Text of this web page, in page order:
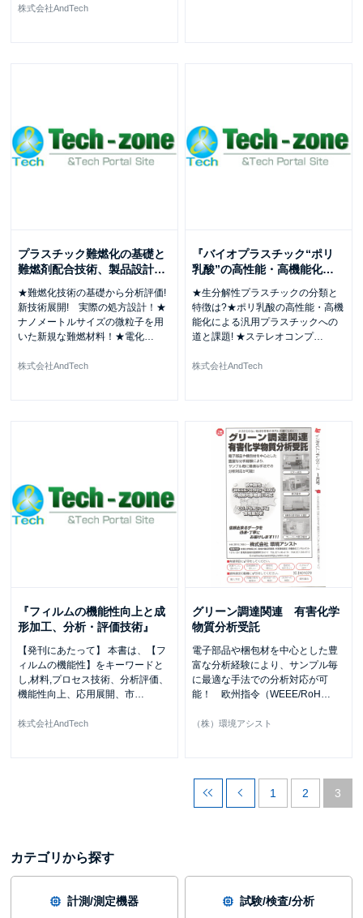
株式会社AndTech
プラスチック難燃化の基礎と
難燃剤配合技術、製品設計…
★難燃化技術の基礎から分析評価!
新技術展開! 実際の処方設計！★
ナノメートルサイズの微粒子を用
いた新規な難燃材料！★電化…
株式会社AndTech
『バイオプラスチック“ポリ
乳酸”の高性能・高機能化…
★生分解性プラスチックの分類と
特徴は?★ポリ乳酸の高性能・高機
能化による汎用プラスチックへの
道と課題! ★ステレオコンプ…
株式会社AndTech
『フィルムの機能性向上と成
形加工、分析・評価技術』
【発刊にあたって】 本書は、【フ
ィルムの機能性】をキーワードと
し,材料,プロセス技術、分析評価、
機能性向上、応用展開、市…
株式会社AndTech
グリーン調達関連 有害化学
物質分析受託
電子部品や梱包材を中心とした豊
富な分析経験により、サンプル毎
に最適な手法での分析対応が可
能！ 欧州指令（WEEE/RoH …
（株）環境アシスト
1 2 3
カテゴリから探す
計測/測定機器 試験/検査/分析